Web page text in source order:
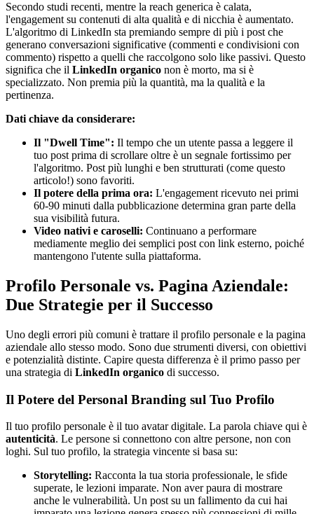
Secondo studi recenti, mentre la reach generica è calata,
l'engagement su contenuti di alta qualità e di nicchia è aumentato.
L'algoritmo di LinkedIn sta premiando sempre di più i post che
generano conversazioni significative (commenti e condivisioni con
commento) rispetto a quelli che raccolgono solo like passivi. Questo
significa che il LinkedIn organico non è morto, ma si è
specializzato. Non premia più la quantità, ma la qualità e la
pertinenza.
Dati chiave da considerare:
Il "Dwell Time": Il tempo che un utente passa a leggere il
tuo post prima di scrollare oltre è un segnale fortissimo per
l'algoritmo. Post più lunghi e ben strutturati (come questo
articolo!) sono favoriti.
Il potere della prima ora: L'engagement ricevuto nei primi
60-90 minuti dalla pubblicazione determina gran parte della
sua visibilità futura.
Video nativi e caroselli: Continuano a performare
mediamente meglio dei semplici post con link esterno, poiché
mantengono l'utente sulla piattaforma.
Profilo Personale vs. Pagina Aziendale:
Due Strategie per il Successo
Uno degli errori più comuni è trattare il profilo personale e la pagina
aziendale allo stesso modo. Sono due strumenti diversi, con obiettivi
e potenzialità distinte. Capire questa differenza è il primo passo per
una strategia di LinkedIn organico di successo.
Il Potere del Personal Branding sul Tuo Profilo
Il tuo profilo personale è il tuo avatar digitale. La parola chiave qui è
autenticità. Le persone si connettono con altre persone, non con
loghi. Sul tuo profilo, la strategia vincente si basa su:
Storytelling: Racconta la tua storia professionale, le sfide
superate, le lezioni imparate. Non aver paura di mostrare
anche le vulnerabilità. Un post su un fallimento da cui hai